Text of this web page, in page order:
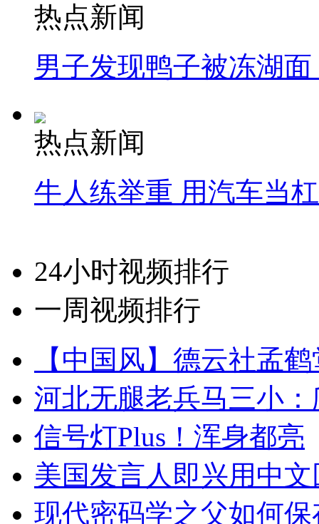
热点新闻
男子发现鸭子被冻湖
热点新闻
牛人练举重 用汽车当
24小时视频排行
一周视频排行
【中国风】德云社孟
河北无腿老兵马三小
信号灯Plus！浑身都亮
美国发言人即兴用中
现代密码学之父如何